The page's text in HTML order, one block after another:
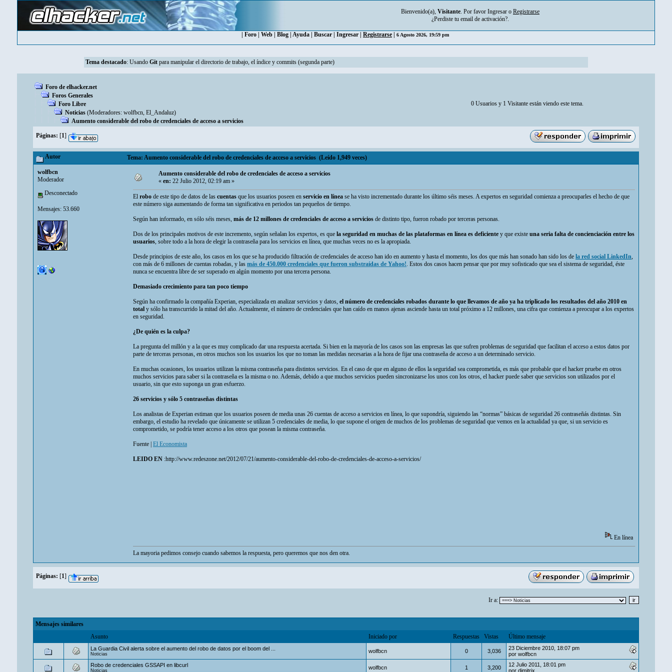
Bienvenido(a), Visitante. Por favor Ingresar o Registrarse
¿Perdiste tu email de activación?.
Foro Web Blog Ayuda Buscar Ingresar Registrarse 6 Agosto 2026, 19:59 pm
Tema destacado: Usando Git para manipular el directorio de trabajo, el índice y commits (segunda parte)
Foro de elhacker.net
Foros Generales
Foro Libre
Noticias (Moderadores: wolfbcn, El_Andaluz)
Aumento considerable del robo de credenciales de acceso a servicios
0 Usuarios y 1 Visitante están viendo este tema.
Páginas: [1]
Autor Tema: Aumento considerable del robo de credenciales de acceso a servicios (Leído 1,949 veces)
wolfbcn
Moderador
Desconectado
Mensajes: 53.660
Aumento considerable del robo de credenciales de acceso a servicios
«en:22 Julio 2012, 02:19 am »
Elrobode este tipo de datos de lascuentasque los usuarios poseen enservicio en línease ha visto incrementado durante los último séis meses. A expertos en seguridad comienza a preocuparles el hecho de que
este número siga aumentando de forma tan significativa en periodos tan pequeños de tiempo.
Según han informado, en sólo séis meses,más de 12 millones de credenciales de acceso a serviciosde distinto tipo, fueron robado por terceras personas.
Dos de los principales motivos de este incremento, según señalan los expertos, es quela seguridad en muchas de las plataformas en línea es deficientey que existeuna seria falta de concienciación entre los
usuarios, sobre todo a la hora de elegir la contraseña para los servicios en línea, que muchas veces no es la apropiada.
Desde principios de este año, los casos en los que se ha producido filtración de credenciales de acceso han ido en aumento y hasta el momento, los dos que más han sonado han sido los dela red social LinkedIn,
con más de 6 millones de cuentas robadas, y lasmás de 450.000 credenciales que fueron substraídas de Yahoo!. Estos dos casos hacen pensar que por muy sofisticado que sea el sistema de seguridad, éste
nunca se encuentra libre de ser superado en algún momento por una tercera persona.
Demasiado crecimiento para tan poco tiempo
Según ha confirmado la compañía Experian, especializada en analizar servicios y datos,el número de credenciales robados durante lo que llevamos de año ya ha triplicado los resultados del año 2010 en
totaly sólo ha transcurrido la mitad del año. Actualmente, el número de credenciales que han caído en manos ajenas asciende hasta un total próximo a 12 millones, una cifra que comienza a preocupar a los expertos
en seguridad.
¿De quién es la culpa?
La pregunta del millón y a la que es muy complicado dar una respuesta acertada. Si bien en la mayoría de los casos son las empresas las que sufren problemas de seguridad que facilitan el acceso a estos datos por
parte de terceras personas, en otros muchos son los usuarios los que no toman las medidas necesarias a la hora de fijar una contraseña de acceso a un determinado servicio.
En muchas ocasiones, los usuarios utilizan la misma contraseña para distintos servicios. En el caso de que en alguno de ellos la seguridad sea comprometida, es más que probable que el hacker pruebe en otros
muchos servicios para saber si la contraseña es la misma o no. Además, debido a que muchos servicios pueden sincronizarse los unos con los otros, el hacker puede saber que servicios son utilizados por el
usuario, sin que esto suponga un gran esfuerzo.
26 servicios y sólo 5 contraseñas distintas
Los analistas de Experian estiman que los usuarios poseen de media unas 26 cuentas de acceso a servicios en línea, lo que supondría, siguiendo las “normas” básicas de seguridad 26 contraseñás distintas. Sin
embargo, el estudio ha revelado que únicamente se utilizan 5 credenciales de media, lo que supone el origen de muchos de los problemas de seguridad que vemos en la actualidad ya que, si un servicio es
comprometido, se podría tener acceso a los otros que posean la misma contraseña.
Fuente |El Economista
LEIDO EN:http://www.redeszone.net/2012/07/21/aumento-considerable-del-robo-de-credenciales-de-acceso-a-servicios/
En línea
La mayoria pedimos consejo cuando sabemos la respuesta, pero queremos que nos den otra.
Páginas: [1]
Ir a:
Mensajes similares
Asunto
Iniciado por Respuestas Vistas Último mensaje
La Guardia Civil alerta sobre el aumento del robo de datos por el boom del ...
Noticias wolfbcn 0 3,036
23 Diciembre 2010, 18:07 pm
por wolfbcn
Robo de credenciales GSSAPI en libcurl
Noticias wolfbcn 1 3,200
12 Julio 2011, 18:01 pm
por dimitrix